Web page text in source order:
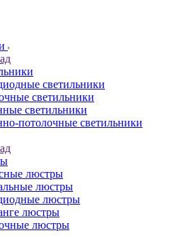
светильники
светильники
светильники
потолочные светильники
люстры
люстры
люстры
люстры
люстры